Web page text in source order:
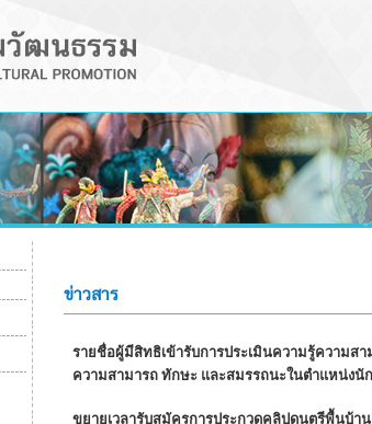
ข่าวสาร
รายชื่อผู้มีสิทธิเข้ารับการประเมินความรู้ความส
ความสามารถ ทักษะ และสมรรถนะในตำแหน่ง
ขยายเวลารับสมัครการประกวดคลิปดนตรีพื้นบ้า